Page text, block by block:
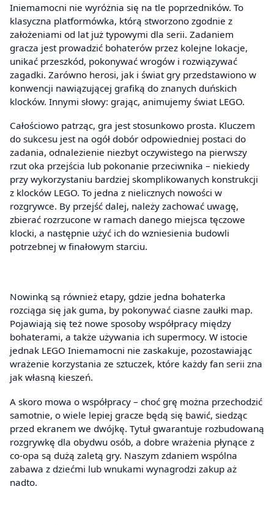
Iniemamocni nie wyróżnia się na tle poprzedników. To
klasyczna platformówka, którą stworzono zgodnie z
założeniami od lat już typowymi dla serii. Zadaniem
gracza jest prowadzić bohaterów przez kolejne lokacje,
unikać przeszkód, pokonywać wrogów i rozwiązywać
zagadki. Zarówno herosi, jak i świat gry przedstawiono w
konwencji nawiązującej grafiką do znanych duńskich
klocków. Innymi słowy: grając, animujemy świat LEGO.
Całościowo patrząc, gra jest stosunkowo prosta. Kluczem
do sukcesu jest na ogół dobór odpowiedniej postaci do
zadania, odnalezienie niezbyt oczywistego na pierwszy
rzut oka przejścia lub pokonanie przeciwnika – niekiedy
przy wykorzystaniu bardziej skomplikowanych konstrukcji
z klocków LEGO. To jedna z nielicznych nowości w
rozgrywce. By przejść dalej, należy zachować uwagę,
zbierać rozrzucone w ramach danego miejsca tęczowe
klocki, a następnie użyć ich do wzniesienia budowli
potrzebnej w finałowym starciu.
Nowinką są również etapy, gdzie jedna bohaterka
rozciąga się jak guma, by pokonywać ciasne zaułki map.
Pojawiają się też nowe sposoby współpracy między
bohaterami, a także używania ich supermocy. W istocie
jednak LEGO Iniemamocni nie zaskakuje, pozostawiając
wrażenie korzystania ze sztuczek, które każdy fan serii zna
jak własną kieszeń.
A skoro mowa o współpracy – choć grę można przechodzić
samotnie, o wiele lepiej gracze będą się bawić, siedząc
przed ekranem we dwójkę. Tytuł gwarantuje rozbudowaną
rozgrywkę dla obydwu osób, a dobre wrażenia płynące z
co-opa są dużą zaletą gry. Naszym zdaniem wspólna
zabawa z dziećmi lub wnukami wynagrodzi zakup aż
nadto.